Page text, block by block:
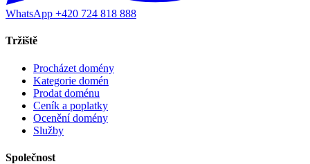
WhatsApp +420 724 818 888
Tržiště
Procházet domény
Kategorie domén
Prodat doménu
Ceník a poplatky
Ocenění domény
Služby
Společnost